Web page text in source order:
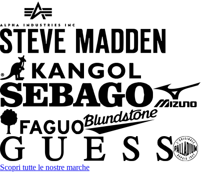
Scopri tutte le nostre marche